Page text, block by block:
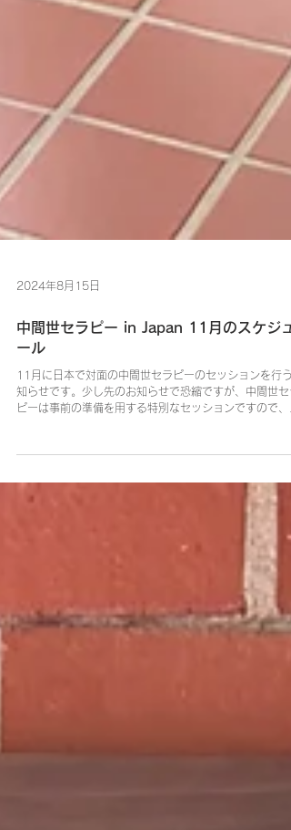
2024年8月15日
ール
11月に日本で対面の中間世セラピーのセッションを行う
興味がおありの方はお早めにご連絡ください。 中間世セ